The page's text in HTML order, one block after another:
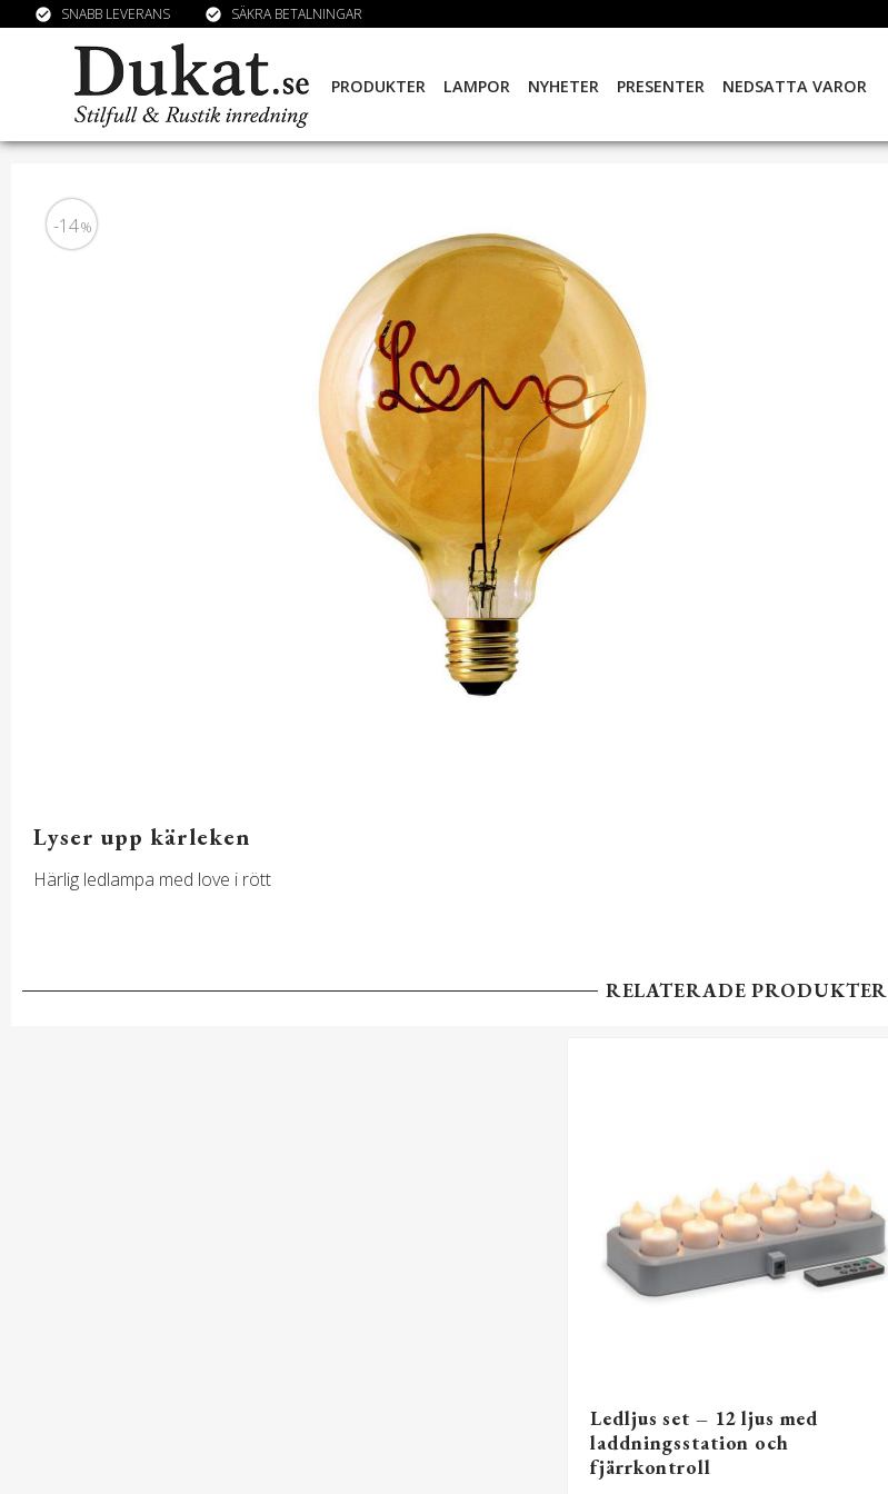
check_circle SNABB LEVERANS check_circle SÄKRA BETALNINGAR
PRODUKTER LAMPOR NYHETER PRESENTER NEDSATTA VAROR
14%
Lyser upp kärleken
Härlig ledlampa med love i rött
RELATERADE PRODUKTER
Ledljus set – 12 ljus med
laddningsstation och
fjärrkontroll